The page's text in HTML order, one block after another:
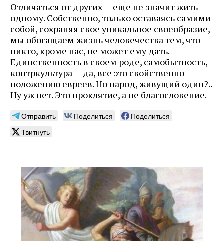
Отличаться от других — еще не значит жить
одному. Собственно, только оставаясь самими
собой, сохраняя свое уникальное своеобразие,
мы обогащаем жизнь человечества тем, что
никто, кроме нас, не может ему дать.
Единственность в своем роде, самобытность,
контркультура — да, все это свойственно
положению евреев. Но народ, живущий один?..
Ну уж нет. Это проклятие, а не благословение.
Отправить Поделиться
Поделиться
Твитнуть